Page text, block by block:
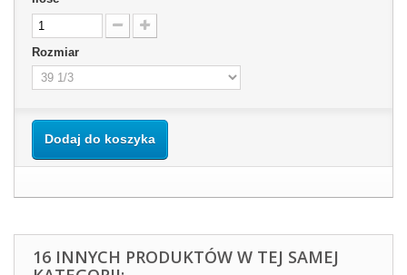
Rozmiar
Dodaj do koszyka
16 INNYCH PRODUKTÓW W TEJ SAMEJ